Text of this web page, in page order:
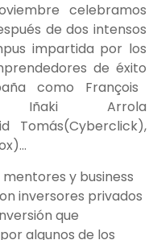
celebramos
de dos intensos
impartida por los
de éxito
como François
Iñaki Arrola
Tomás(Cyberclick),
y business
inversores privados
que
algunos de los